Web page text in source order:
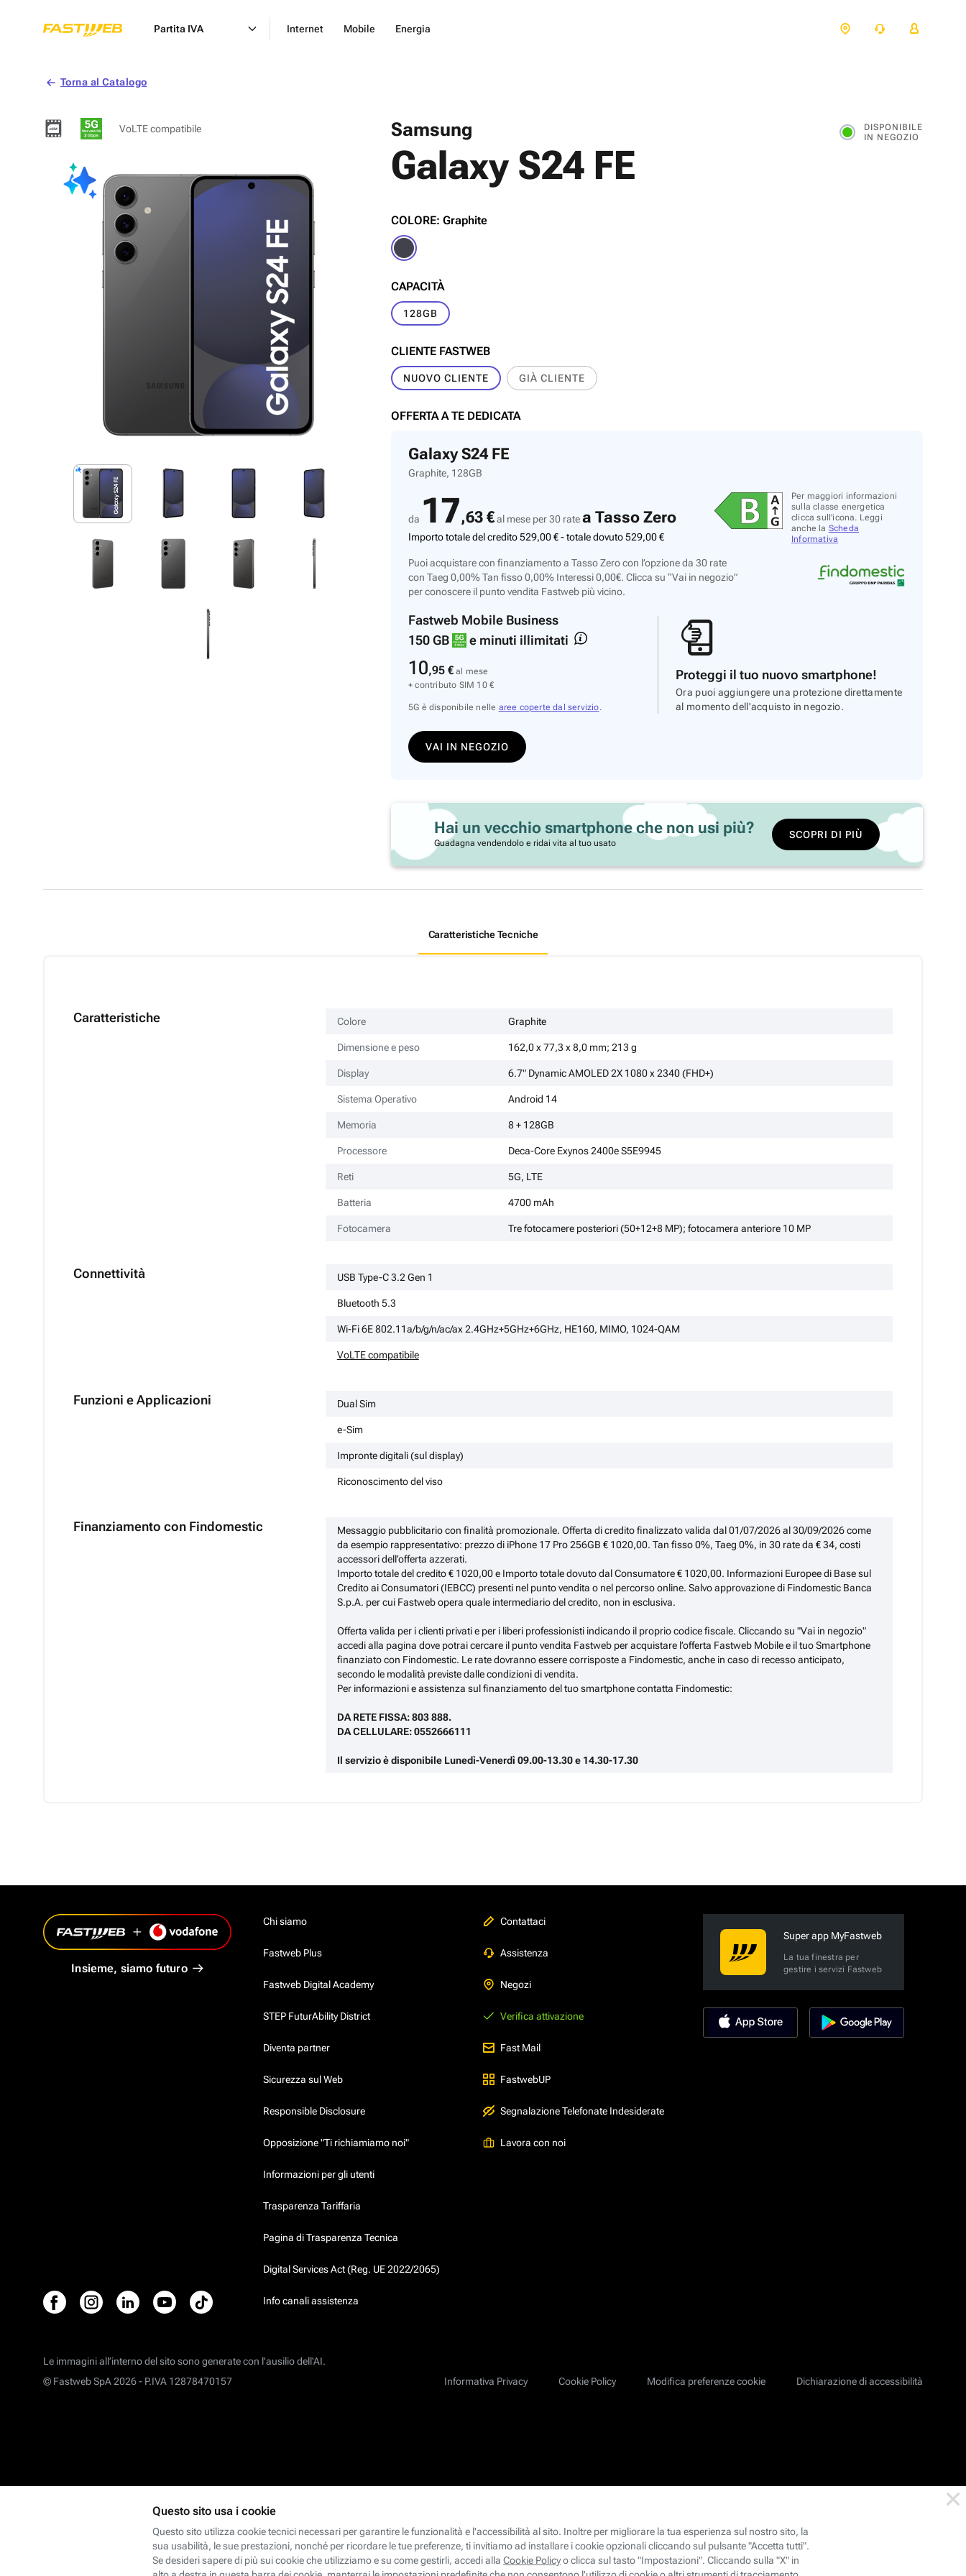
Partita IVA Internet Mobile Energia
Torna al Catalogo
DISPONIBILE
IN NEGOZIO
VoLTE compatibile Samsung
Galaxy S24 FE
COLORE: Graphite
CAPACITÀ
128GB
CLIENTE FASTWEB
NUOVO CLIENTE GIÀ CLIENTE
OFFERTA A TE DEDICATA
Galaxy S24 FE
Graphite, 128GB
da 17,63 €al mese per 30 ratea Tasso Zero
Importo totale del credito529,00€ - totale dovuto529,00€
Per maggiori informazioni
sulla classe energetica
clicca sull'icona. Leggi
anche la Scheda
Informativa
Puoi acquistare con finanziamento a Tasso Zero con l’opzione da 30 rate
con Taeg 0,00% Tan fisso 0,00% Interessi 0,00€. Clicca su “Vai in negozio”
per conoscere il punto vendita Fastweb più vicino.
Fastweb Mobile Business
150 GB
e minuti illimitati
10,95 € al mese
+ contributo SIM 10 €
5G è disponibile nelle aree coperte dal servizio.
Proteggi il tuo nuovo smartphone!
Ora puoi aggiungere una protezione direttamente
al momento dell'acquisto in negozio.
VAI IN NEGOZIO
Hai un vecchio smartphone che non usi più?
Guadagna vendendolo e ridai vita al tuo usato
SCOPRI DI PIÙ
Caratteristiche Tecniche
Caratteristiche Colore Graphite
Dimensione e peso 162,0 x 77,3 x 8,0 mm; 213 g
Display 6.7" Dynamic AMOLED 2X 1080 x 2340 (FHD+)
Sistema Operativo Android 14
Memoria 8 + 128GB
Processore Deca-Core Exynos 2400e S5E9945
Reti 5G, LTE
Batteria 4700 mAh
Fotocamera Tre fotocamere posteriori (50+12+8 MP); fotocamera anteriore 10 MP
Connettività USB Type-C 3.2 Gen 1
Bluetooth 5.3
Wi-Fi 6E 802.11a/b/g/n/ac/ax 2.4GHz+5GHz+6GHz, HE160, MIMO, 1024-QAM
VoLTE compatibile
Funzioni e Applicazioni Dual Sim
e-Sim
Impronte digitali (sul display)
Riconoscimento del viso
Finanziamento con Findomestic
Messaggio pubblicitario con finalità promozionale. Offerta di credito finalizzato valida dal 01/07/2026 al 30/09/2026 come
da esempio rappresentativo: prezzo di iPhone 17 Pro 256GB € 1020,00. Tan fisso 0%, Taeg 0%, in 30 rate da € 34, costi
accessori dell’offerta azzerati.
Importo totale del credito € 1020,00 e Importo totale dovuto dal Consumatore € 1020,00. Informazioni Europee di Base sul
Credito ai Consumatori (IEBCC) presenti nel punto vendita o nel percorso online. Salvo approvazione di Findomestic Banca
S.p.A. per cui Fastweb opera quale intermediario del credito, non in esclusiva.
Offerta valida per i clienti privati e per i liberi professionisti indicando il proprio codice fiscale. Cliccando su "Vai in negozio"
accedi alla pagina dove potrai cercare il punto vendita Fastweb per acquistare l’offerta Fastweb Mobile e il tuo Smartphone
finanziato con Findomestic. Le rate dovranno essere corrisposte a Findomestic, anche in caso di recesso anticipato,
secondo le modalità previste dalle condizioni di vendita.
Per informazioni e assistenza sul finanziamento del tuo smartphone contatta Findomestic:
DA RETE FISSA: 803 888.
DA CELLULARE: 0552666111
Il servizio è disponibile Lunedì-Venerdì 09.00-13.30 e 14.30-17.30
Insieme, siamo futuro
Chi siamo
Fastweb Plus
Fastweb Digital Academy
STEP FuturAbility District
Diventa partner
Sicurezza sul Web
Responsible Disclosure
Opposizione "Ti richiamiamo noi"
Informazioni per gli utenti
Trasparenza Tariffaria
Pagina di Trasparenza Tecnica
Digital Services Act (Reg. UE 2022/2065)
Info canali assistenza
Contattaci
Assistenza
Negozi
Verifica attivazione
Fast Mail
FastwebUP
Segnalazione Telefonate Indesiderate
Lavora con noi
Super app MyFastweb
La tua finestra per
gestire i servizi Fastweb
Le immagini all’interno del sito sono generate con l'ausilio dell'AI.
Informativa Privacy
Cookie Policy Modifica preferenze cookie Dichiarazione di accessibilità
© Fastweb SpA 2026 - P.IVA 12878470157